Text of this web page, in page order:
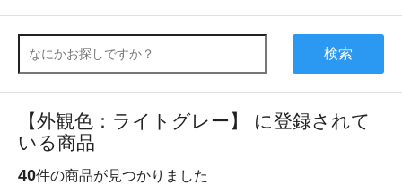
検索
【外観色：ライトグレー】 に登録されて
いる商品
40件の商品が見つかりました